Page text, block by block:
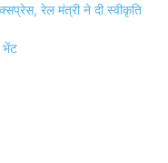
रेल मंत्री ने दी स्वीकृति
भेंट